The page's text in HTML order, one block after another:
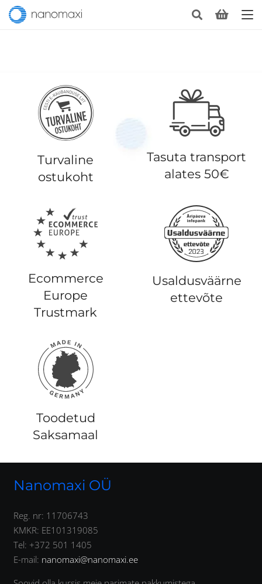
Turvaline
ostukoht
Tasuta transport
alates 50€
Ecommerce
Europe
Trustmark
Usaldusväärne
ettevõte
Toodetud
Saksamaal
Nanomaxi OÜ
Reg. nr: 11706743
KMKR: EE101319085
Tel: +372 501 1405
E-mail: nanomaxi@nanomaxi.ee